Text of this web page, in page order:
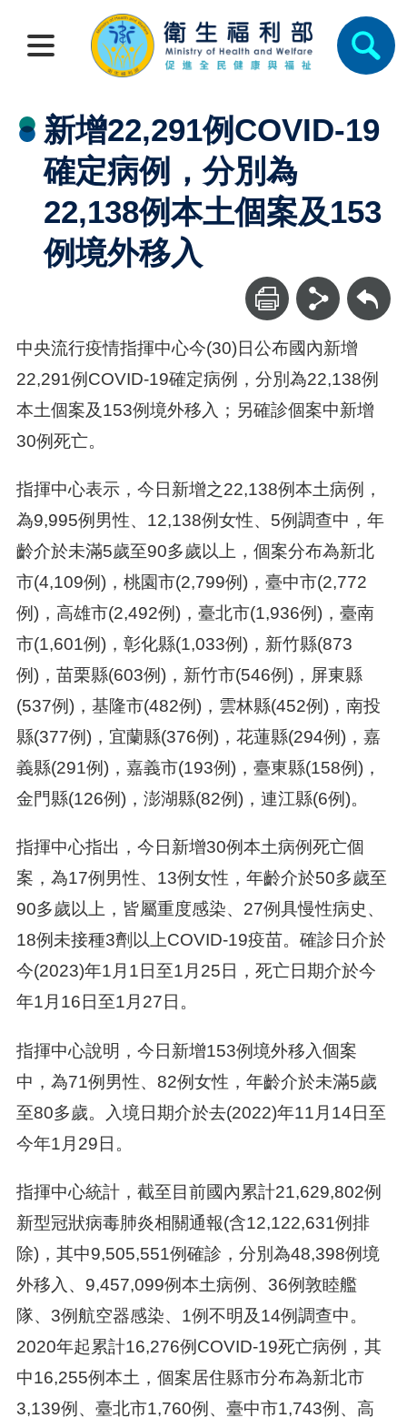
新增22,291例COVID-19
確定病例，分別為
22,138例本土個案及153
例境外移入
回上一頁
中央流行疫情指揮中心今(30)日公布國內新增
22,291例COVID-19確定病例，分別為22,138例
本土個案及153例境外移入；另確診個案中新增
30例死亡。
指揮中心表示，今日新增之22,138例本土病例，
為9,995例男性、12,138例女性、5例調查中，年
齡介於未滿5歲至90多歲以上，個案分布為新北
市(4,109例)，桃園市(2,799例)，臺中市(2,772
例)，高雄市(2,492例)，臺北市(1,936例)，臺南
市(1,601例)，彰化縣(1,033例)，新竹縣(873
例)，苗栗縣(603例)，新竹市(546例)，屏東縣
(537例)，基隆市(482例)，雲林縣(452例)，南投
縣(377例)，宜蘭縣(376例)，花蓮縣(294例)，嘉
義縣(291例)，嘉義市(193例)，臺東縣(158例)，
金門縣(126例)，澎湖縣(82例)，連江縣(6例)。
指揮中心指出，今日新增30例本土病例死亡個
案，為17例男性、13例女性，年齡介於50多歲至
90多歲以上，皆屬重度感染、27例具慢性病史、
18例未接種3劑以上COVID-19疫苗。確診日介於
今(2023)年1月1日至1月25日，死亡日期介於今
年1月16日至1月27日。
指揮中心說明，今日新增153例境外移入個案
中，為71例男性、82例女性，年齡介於未滿5歲
至80多歲。入境日期介於去(2022)年11月14日至
今年1月29日。
指揮中心統計，截至目前國內累計21,629,802例
新型冠狀病毒肺炎相關通報(含12,122,631例排
除)，其中9,505,551例確診，分別為48,398例境
外移入、9,457,099例本土病例、36例敦睦艦
隊、3例航空器感染、1例不明及14例調查中。
2020年起累計16,276例COVID-19死亡病例，其
中16,255例本土，個案居住縣市分布為新北市
3,139例、臺北市1,760例、臺中市1,743例、高